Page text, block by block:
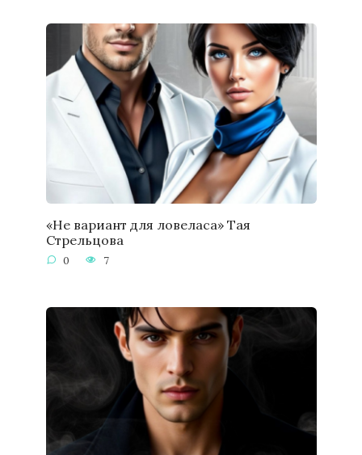
«Не вариант для ловеласа» Тая
Стрельцова
0 7